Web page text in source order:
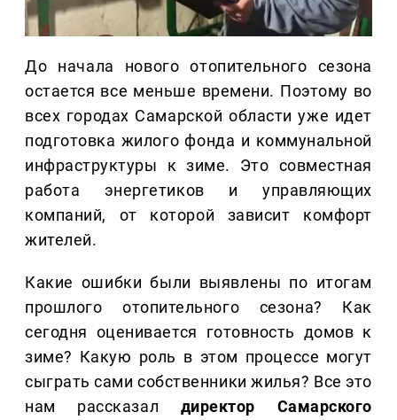
До начала нового отопительного сезона
остается все меньше времени. Поэтому во
всех городах Самарской области уже идет
подготовка жилого фонда и коммунальной
инфраструктуры к зиме. Это совместная
работа энергетиков и управляющих
компаний, от которой зависит комфорт
жителей.
Какие ошибки были выявлены по итогам
прошлого отопительного сезона? Как
сегодня оценивается готовность домов к
зиме? Какую роль в этом процессе могут
сыграть сами собственники жилья? Все это
нам рассказал директор Самарского